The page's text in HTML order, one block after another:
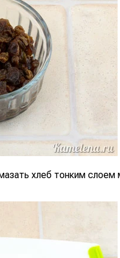
хлеб тонким слоем